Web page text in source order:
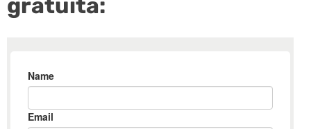
gratuita: